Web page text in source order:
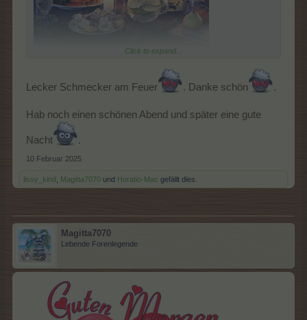
Click to expand...
Lecker Schmecker am Feuer . Danke schön .
Hab noch einen schönen Abend und später eine gute
Nacht .
10 Februar 2025
lissy_kind Magitta7070 und Horatio-Mac gefällt dies.
Magitta7070
Lebende Forenlegende